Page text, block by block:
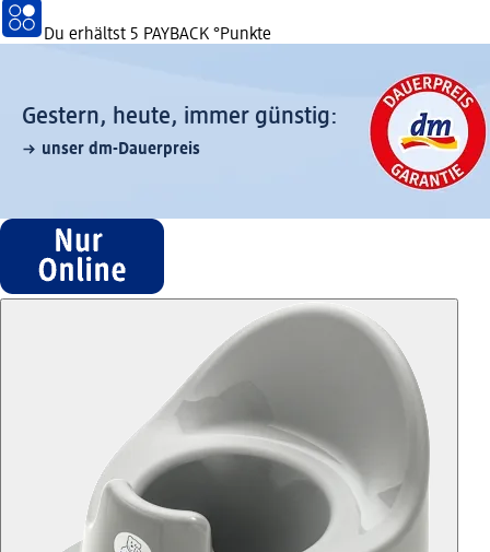
Du erhältst 5 PAYBACK °Punkte
Gestern, heute, immer günstig:
unser dm-Dauerpreis